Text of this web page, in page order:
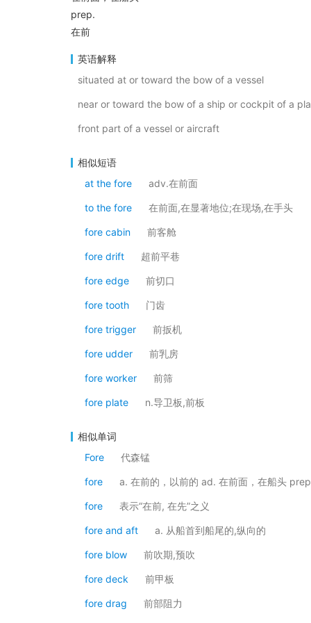
prep.
在前
英语解释
situated at or toward the bow of a vessel
near or toward the bow of a ship or cockpit of a
front part of a vessel or aircraft
相似短语
at the fore
adv.在前面
to the fore 在前面,在显著地位;在现场,在手头
fore cabin 前客舱
fore drift 超前平巷
fore edge 前切口
fore tooth 门齿
fore trigger 前扳机
fore udder 前乳房
fore worker 前筛
fore plate n.导卫板,前板
相似单词
Fore
代森锰
fore a. 在前的，以前的 ad. 在前面，在船头
fore 表示“在前, 在先”之义
fore and aft a. 从船首到船尾的,纵向的
fore blow 前吹期,预吹
fore deck 前甲板
fore drag 前部阻力